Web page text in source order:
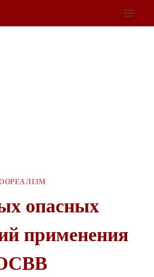
опасных
применения